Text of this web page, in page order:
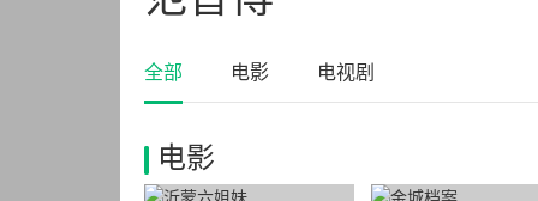
全部 电影 电视剧
电影